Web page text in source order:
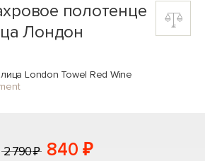
полотенце
Лондон
London Towel Red Wine
2 790 ₽ 840 ₽